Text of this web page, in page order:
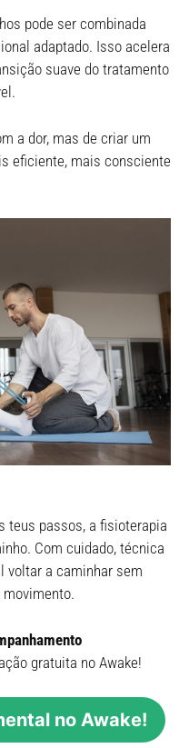
pode ser combinada
adaptado. Isso acelera
suave do tratamento
a dor, mas de criar um
eficiente, mais consciente
teus passos, a fisioterapia
Com cuidado, técnica
voltar a caminhar sem
gratuita no Awake!
no Awake!